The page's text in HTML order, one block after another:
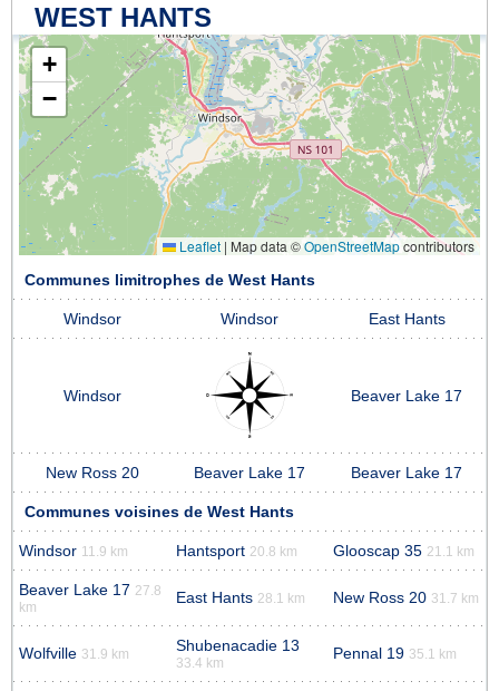
WEST HANTS
+
−
Leaflet | Map data ©OpenStreetMapcontributors
Communes limitrophes de West Hants
Windsor Windsor East Hants
Windsor Beaver Lake 17
New Ross 20 Beaver Lake 17 Beaver Lake 17
Communes voisines de West Hants
Windsor 11.9 km Hantsport 20.8 km Glooscap 35 21.1 km
Beaver Lake 17 27.8
km
East Hants 28.1 km New Ross 20 31.7 km
Wolfville 31.9 km Shubenacadie 13
33.4 km
Pennal 19 35.1 km